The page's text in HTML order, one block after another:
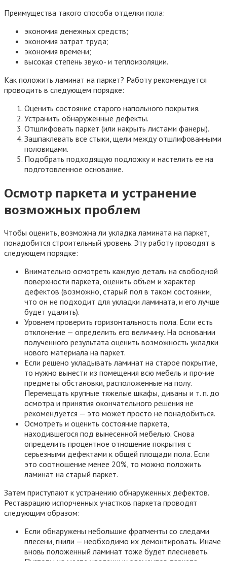
Преимущества такого способа отделки пола:
экономия денежных средств;
экономия затрат труда;
экономия времени;
высокая степень звуко- и теплоизоляции.
Как положить ламинат на паркет? Работу рекомендуется
проводить в следующем порядке:
Оценить состояние старого напольного покрытия.
Устранить обнаруженные дефекты.
Отшлифовать паркет (или накрыть листами фанеры).
Зашпаклевать все стыки, щели между отшлифованными
половицами.
Подобрать подходящую подложку и настелить ее на
подготовленное основание.
Осмотр паркета и устранение
возможных проблем
Чтобы оценить, возможна ли укладка ламината на паркет,
понадобится строительный уровень. Эту работу проводят в
следующем порядке:
Внимательно осмотреть каждую деталь на свободной
поверхности паркета, оценить объем и характер
дефектов (возможно, старый пол в таком состоянии,
что он не подходит для укладки ламината, и его лучше
будет удалить).
Уровнем проверить горизонтальность пола. Если есть
отклонение — определить его величину. На основании
полученного результата оценить возможность укладки
нового материала на паркет.
Если решено укладывать ламинат на старое покрытие,
то нужно вынести из помещения всю мебель и прочие
предметы обстановки, расположенные на полу.
Перемещать крупные тяжелые шкафы, диваны и т. п. до
осмотра и принятия окончательного решения не
рекомендуется — это может просто не понадобиться.
Осмотреть и оценить состояние паркета,
находившегося под вынесенной мебелью. Снова
определить процентное отношение покрытия с
серьезными дефектами к общей площади пола. Если
это соотношение менее 20%, то можно положить
ламинат на старый паркет.
Затем приступают к устранению обнаруженных дефектов.
Реставрацию испорченных участков паркета проводят
следующим образом:
Если обнаружены небольшие фрагменты со следами
плесени, гнили — необходимо их демонтировать. Иначе
вновь положенный ламинат тоже будет плесневеть.